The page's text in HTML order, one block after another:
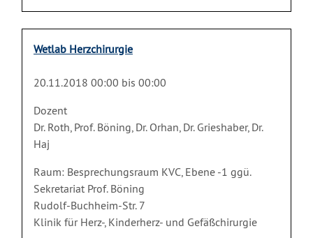
Wetlab Herzchirurgie
20.11.2018 00:00 bis 00:00
Dozent
Dr. Roth, Prof. Böning, Dr. Orhan, Dr. Grieshaber, Dr.
Haj
Raum: Besprechungsraum KVC, Ebene -1 ggü.
Sekretariat Prof. Böning
Rudolf-Buchheim-Str. 7
Klinik für Herz-, Kinderherz- und Gefäßchirurgie